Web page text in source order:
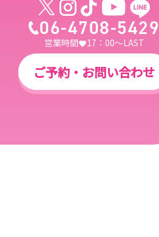
06-4708-5429
営業時間 17：00～LAST
ご予約・お問い合わせ